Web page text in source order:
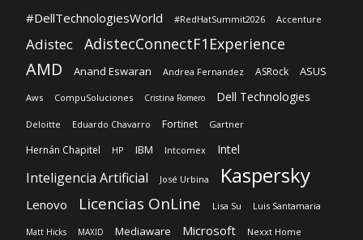
#DellTechnologiesWorld #RedHatSummit2026 Accenture
Adistec AdistecConnectF1Experience
AMD Anand Eswaran Andrea Fernandez ASRock ASUS
Aws CompuSoluciones Cristina Romero Dell Technologies
Deloitte Eduardo Chavarro Fortinet Gartner
Hernán Chapitel HP IBM Intcomex Intel
Inteligencia Artificial José Urbina Kaspersky
Lenovo Licencias OnLine Lisa Su Luis Santamaria
Matt Hicks MAXID Mediaware Microsoft Nexxt Home